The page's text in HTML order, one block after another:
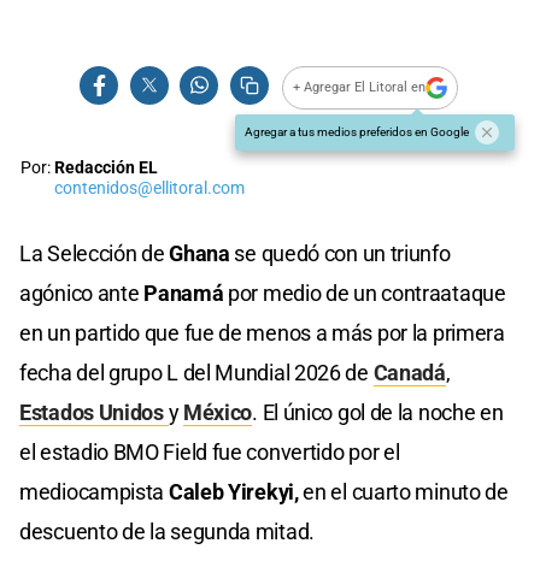
+ Agregar El Litoral en
Agregar a tus medios preferidos en Google
Por:Redacción EL
contenidos@ellitoral.com
La Selección deGhana se quedó con un triunfo
agónico ante Panamá por medio de un contraataque
en un partido que fue de menos a más por la primera
fecha del grupo L del Mundial 2026 de Canadá,
Estados UnidosyMéxico. El único gol de la noche en
el estadio BMO Field fue convertido por el
mediocampista Caleb Yirekyi,en el cuarto minuto de
descuento de la segunda mitad.